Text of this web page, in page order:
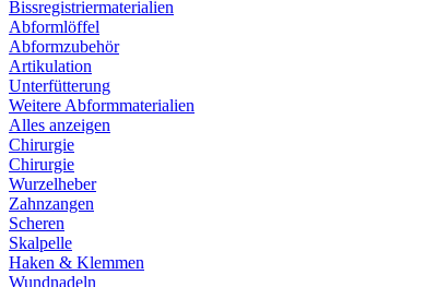
Bissregistriermaterialien
Abformlöffel
Abformzubehör
Artikulation
Unterfütterung
Weitere Abformmaterialien
Alles anzeigen
Chirurgie
Chirurgie
Wurzelheber
Zahnzangen
Scheren
Skalpelle
Haken & Klemmen
Wundnadeln